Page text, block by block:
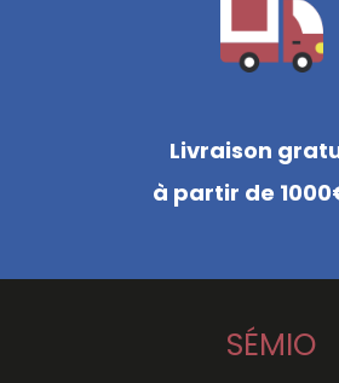
Livraison
à partir de
SÉMIO